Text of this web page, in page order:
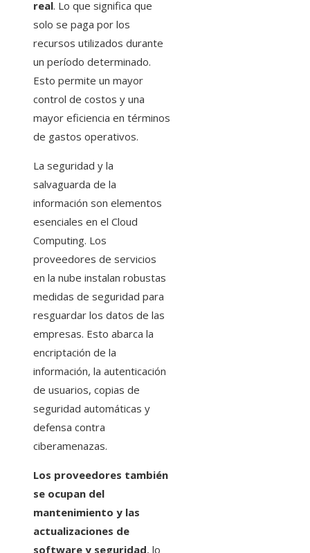
real. Lo que significa que
solo se paga por los
recursos utilizados durante
un período determinado.
Esto permite un mayor
control de costos y una
mayor eficiencia en términos
de gastos operativos.
La seguridad y la
salvaguarda de la
información son elementos
esenciales en el Cloud
Computing. Los
proveedores de servicios
en la nube instalan robustas
medidas de seguridad para
resguardar los datos de las
empresas. Esto abarca la
encriptación de la
información, la autenticación
de usuarios, copias de
seguridad automáticas y
defensa contra
ciberamenazas.
Los proveedores también
se ocupan del
mantenimiento y las
actualizaciones de
software y seguridad, lo